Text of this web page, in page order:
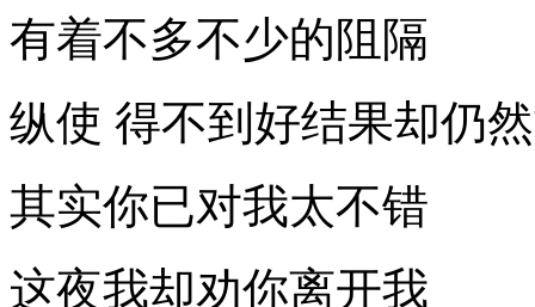
有着不多不少的阻隔
纵使 得不到好结果却仍
其实你已对我太不错
这夜我却劝你离开我